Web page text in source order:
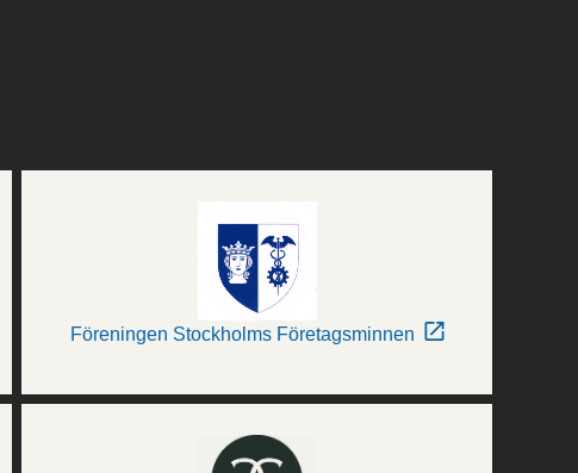
Föreningen Stockholms Företagsminnen